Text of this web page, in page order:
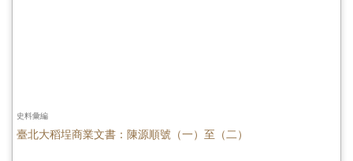
史料彙編
臺北大稻埕商業文書：陳源順號（一）至（二）